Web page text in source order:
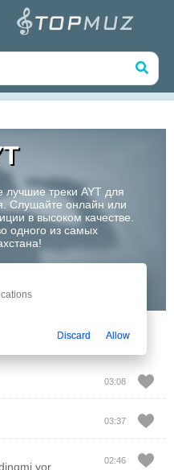
лучшие треки AYT для
Слушайте онлайн или
в высоком качестве.
одного из самых
ПО АЛФАВИТУ
03:08
03:37
yor
02:46
Discard Allow